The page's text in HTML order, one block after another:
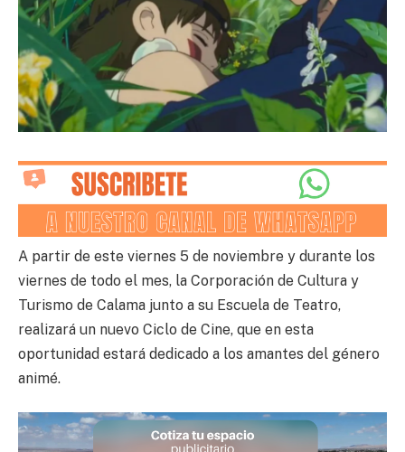
A partir de este viernes 5 de noviembre y durante los
viernes de todo el mes, la Corporación de Cultura y
Turismo de Calama junto a su Escuela de Teatro,
realizará un nuevo Ciclo de Cine, que en esta
oportunidad estará dedicado a los amantes del género
animé.